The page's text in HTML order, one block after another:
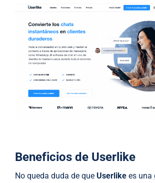
Beneficios de Userlike
No queda duda de que Userlike es una